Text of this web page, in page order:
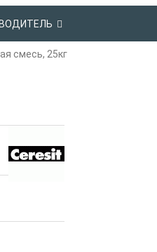
смесь, 25кг